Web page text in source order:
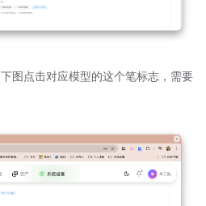
图点击对应模型的这个笔标志，需要